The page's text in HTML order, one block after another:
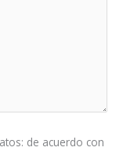
de acuerdo con